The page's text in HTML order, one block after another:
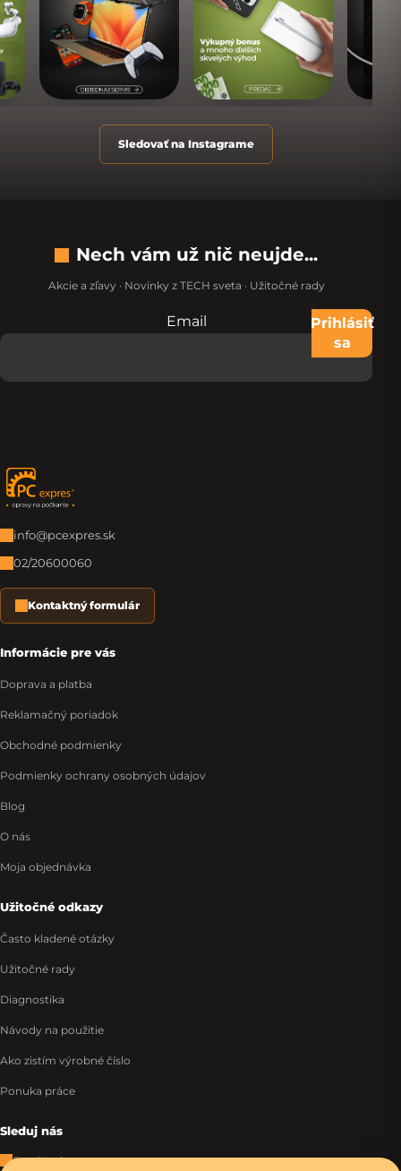
Sledovať na Instagrame
Nech vám už nič neujde...
Akcie a zľavy · Novinky z TECH sveta · Užitočné rady
Nevypĺňajte toto pole:
Email
Prihlásiť
sa
Zápätie
info@pcexpres.sk
02/20600060
Kontaktný formulár
Informácie pre vás
Doprava a platba
Reklamačný poriadok
Obchodné podmienky
Podmienky ochrany osobných údajov
Blog
O nás
Moja objednávka
Užitočné odkazy
Často kladené otázky
Užitočné rady
Diagnostika
Návody na použitie
Ako zistím výrobné číslo
Ponuka práce
Sleduj nás
Facebook